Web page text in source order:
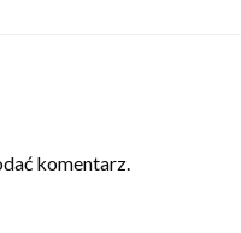
komentarz.